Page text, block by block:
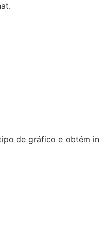
de gráfico e obtém